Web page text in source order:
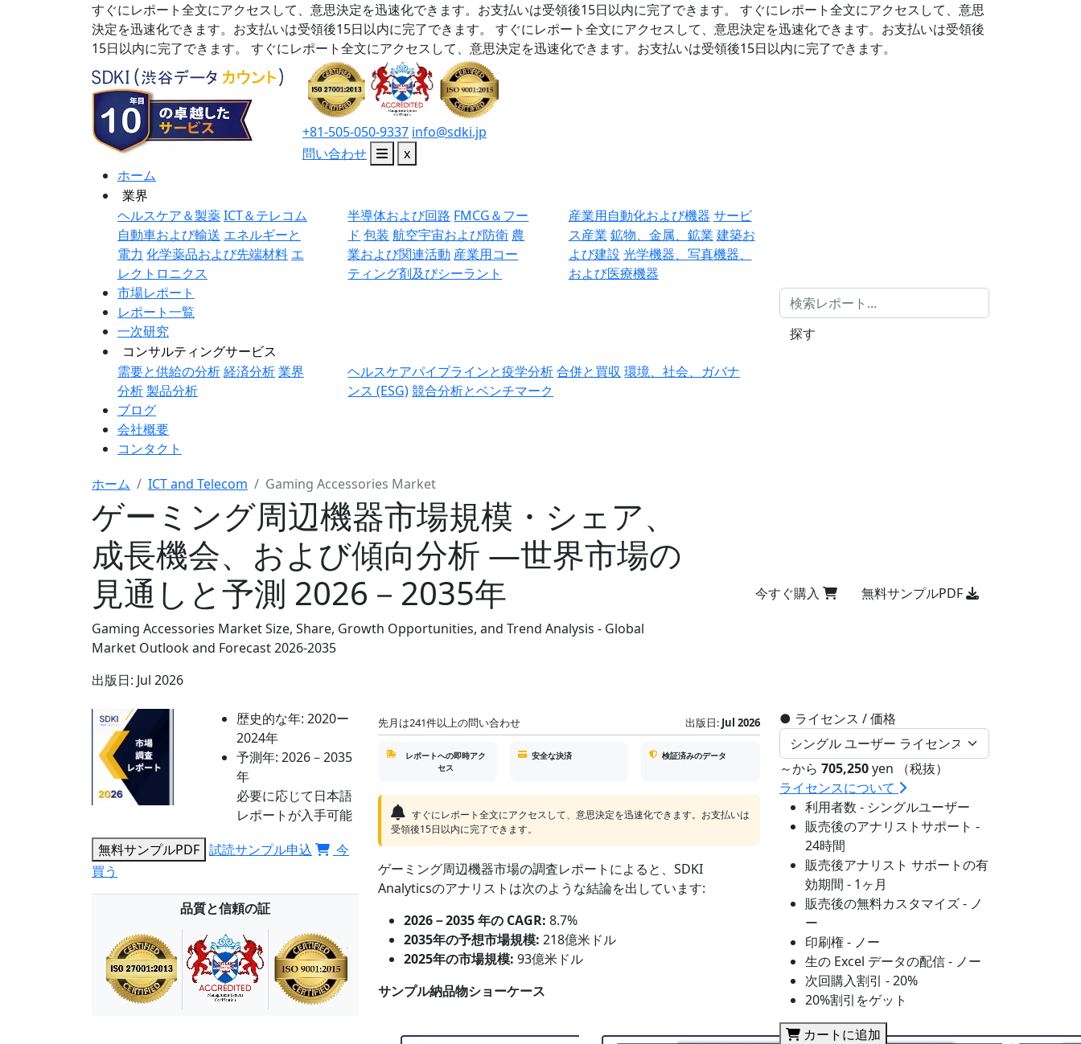
すぐにレポート全文にアクセスして、意思決定を迅速化できます。お支払いは受領後15日以内に完了できます。
すぐにレポート全文にアクセスして、意思
決定を迅速化できます。お支払いは受領後15日以内に完了できます。
すぐにレポート全文にアクセスして、意思決定を迅速化できます。お支払いは受領後
15日以内に完了できます。
すぐにレポート全文にアクセスして、意思決定を迅速化できます。お支払いは受領後15日以内に完了できます。
+81-505-050-9337 info@sdki.jp
問い合わせ
x
ホーム
業界
ヘルスケア＆製薬ICT＆テレコム
自動車および輸送 エネルギーと
電力 化学薬品および先端材料 エ
レクトロニクス
半導体および回路 FMCG＆フー
ド 包装 航空宇宙および防衛 農
業および関連活動 産業用コー
ティング剤及びシーラント
産業用自動化および機器 サービ
ス産業 鉱物、金属、鉱業 建築お
よび建設 光学機器、写真機器、
および医療機器
市場レポート
レポート一覧
一次研究
コンサルティングサービス
需要と供給の分析経済分析業界
分析製品分析
ヘルスケアパイプラインと疫学分析合併と買収 環境、社会、ガバナ
ンス (ESG)競合分析とベンチマーク
ブログ
会社概要
コンタクト
探す
ホーム ICT and Telecom Gaming Accessories Market
ゲーミング周辺機器市場規模・シェア、
成長機会、および傾向分析 ―世界市場の
見通しと予測 2026－2035年
Gaming Accessories Market Size, Share, Growth Opportunities, and Trend Analysis - Global
Market Outlook and Forecast 2026-2035
出版日: Jul 2026
今すぐ購入 無料サンプルPDF
歴史的な年: 2020ー
2024年
予測年: 2026－2035
年
必要に応じて日本語
レポートが入手可能
無料サンプルPDF 試読サンプル申込
今
買う
品質と信頼の証
先月は241件以上の問い合わせ 出版日: Jul 2026
レポートへの即時アク
セス
安全な決済 検証済みのデータ
すぐにレポート全文にアクセスして、意思決定を迅速化できます。お支払いは
受領後15日以内に完了できます。
ゲーミング周辺機器市場の調査レポートによると、SDKI
Analyticsのアナリストは次のような結論を出しています:
2026－2035 年の CAGR: 8.7%
2035年の予想市場規模: 218億米ドル
2025年の市場規模: 93億米ドル
サンプル納品物ショーケース
● ライセンス / 価格
～から 705,250yen （税抜）
ライセンスについて
利用者数 - シングルユーザー
販売後のアナリストサポート -
24時間
販売後アナリスト サポートの有
効期間 - 1ヶ月
販売後の無料カスタマイズ - ノ
ー
印刷権 - ノー
生の Excel データの配信 - ノー
次回購入割引 - 20%
20%割引をゲット
カートに追加